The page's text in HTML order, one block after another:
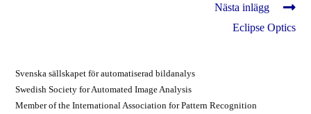
Nästa inlägg
Eclipse Optics
Svenska sällskapet för automatiserad bildanalys
Swedish Society for Automated Image Analysis
Member of the International Association for Pattern Recognition